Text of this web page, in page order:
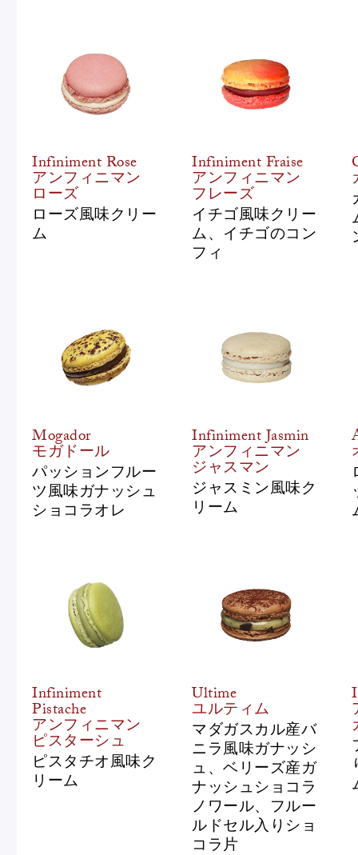
Infiniment Rose
アンフィニマン
ローズ
ローズ風味クリー
ム
Infiniment Fraise
アンフィニマン
フレーズ
イチゴ風味クリー
ム、イチゴのコン
フィ
Mogador
モガドール
パッションフルー
ツ風味ガナッシュ
ショコラオレ
Infiniment Jasmin
アンフィニマン
ジャスマン
ジャスミン風味ク
リーム
Infiniment
Pistache
アンフィニマン
ピスターシュ
ピスタチオ風味ク
リーム
Ultime
ユルティム
マダガスカル産バ
ニラ風味ガナッシ
ュ、ベリーズ産ガ
ナッシュショコラ
ノワール、フルー
ルドセル入りショ
コラ片